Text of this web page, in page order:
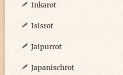
Inkarot
Isisrot
Jaipurrot
Japanischrot